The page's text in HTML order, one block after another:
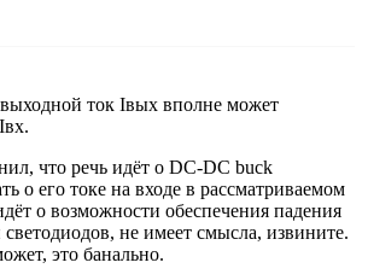
выходной ток Iвых вполне может
что речь идёт о DC-DC buck
о его токе на входе в рассматриваемом
о возможности обеспечения падения
не имеет смысла, извините.
это банально.